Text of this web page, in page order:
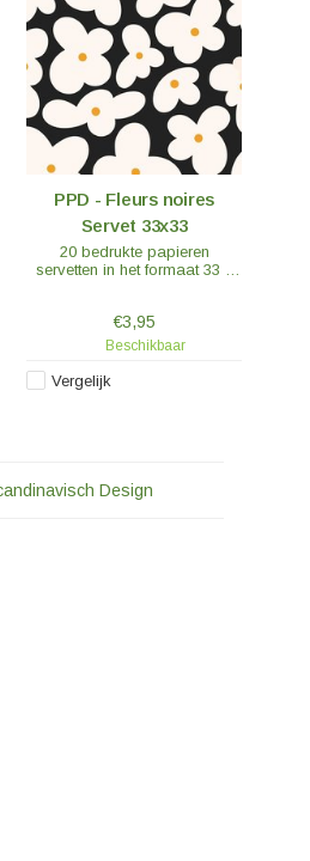
PPD - Fleurs noires
Servet 33x33
20 bedrukte papieren
servetten in het formaat 33 x
materiaal: 100% tissue,
lichtechte kleuren, chloorvrij
€3,95
Beschikbaar
Vergelijk
Design